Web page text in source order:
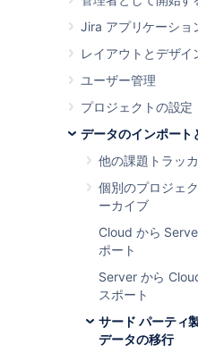
Jira アプリケーショ
レイアウトとデザイ
ユーザー管理
プロジェクトの設定
データのインポート
他の課題トラッ
個別のプロジェ
ーカイブ
Cloud から
ポート
Server から
スポート
サード パーティ
データの移行
ンスに
トを移行
これらの手順
Center の異な
移行する際の
ド パーティ
Configurator
Server から
は、「Jira
移行リソース
Jira のソースとターゲ
スがあるとします。ソ
いくつかのプロジェク